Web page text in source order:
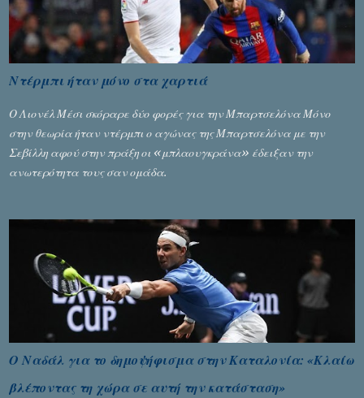
Ντέρμπι ήταν μόνο στα χαρτιά
Ο Λιονέλ Μέσι σκόραρε δύο φορές για την Μπαρτσελόνα Μόνο
στην θεωρία ήταν ντέρμπι ο αγώνας της Μπαρτσελόνα με την
Σεβίλλη αφού στην πράξη οι «μπλαουγκράνα» έδειξαν την
ανωτερότητα τους σαν ομάδα.
Ο Ναδάλ για το δημοψήφισμα στην Καταλονία: «Κλαίω
βλέποντας τη χώρα σε αυτή την κατάσταση»